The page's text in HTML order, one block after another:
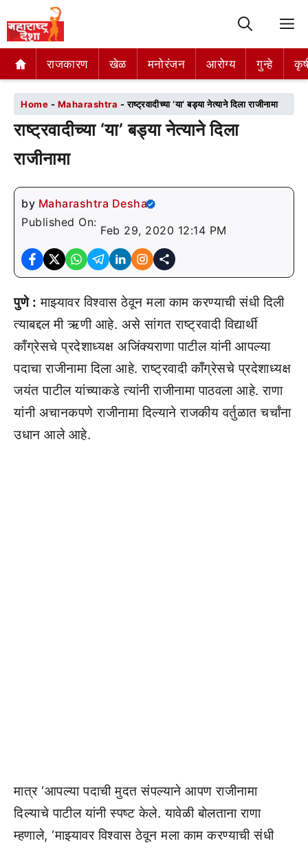
राजकारण खेळ मनोरंजन आरोग्य गुन्हे
राजकारण खेळ मनोरंजन आरोग्य गुन्हे
Home - Maharashtra -राष्ट्रवादीच्या ‘या’ बड्या नेत्याने दिला राजीनामा
राष्ट्रवादीच्या ‘या’ बड्या नेत्याने दिला
राजीनामा
by Maharashtra Desha
Published On:
Feb 29, 2020 12:14 PM
पुणे : माझ्यावर विश्वास ठेवून मला काम करण्याची संधी दिली
त्याबद्दल मी ऋणी आहे. असे सांगत राष्ट्रवादी विद्यार्थी
काँग्रेसचे प्रदेशाध्यक्ष अजिंक्यराणा पाटील यांनी आपल्या
पदाचा राजीनामा दिला आहे. राष्ट्रवादी काँग्रेसचे प्रदेशाध्यक्ष
जयंत पाटील यांच्याकडे त्यांनी राजीनामा पाठवला आहे. राणा
यांनी अचानकपणे राजीनामा दिल्याने राजकीय वर्तुळात चर्चांना
उधान आले आहे.
मात्र ‘आपल्या पदाची मुदत संपल्याने आपण राजीनामा
दिल्याचे पाटील यांनी स्पष्ट केले. यावेळी बोलताना राणा
म्हणाले, ‘माझ्यावर विश्वास ठेवून मला काम करण्याची संधी